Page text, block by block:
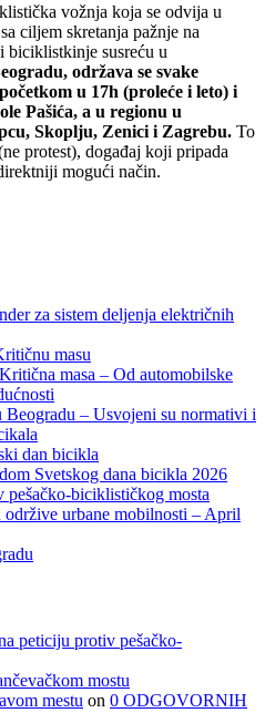
vožnja koja se odvija u
ciljem skretanja pažnje na
biciklistkinje susreću u
održava se svake
u 17h (proleće i leto) i
Pašića, a u regionu u
Skoplju, Zenici i Zagrebu. To
protest), događaj koji pripada
mogući način.
za sistem deljenja električnih
masu
masa – Od automobilske
– Usvojeni su normativi i
dan bicikla
Svetskog dana bicikla 2026
biciklističkog mosta
urbane mobilnosti – April
peticiju protiv pešačko-
mostu
mestu on 0 ODGOVORNIH